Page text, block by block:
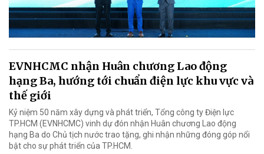
EVNHCMC nhận Huân chương Lao động
hạng Ba, hướng tới chuẩn điện lực khu vực và
thế giới
Kỷ niệm 50 năm xây dựng và phát triển, Tổng công ty Điện lực
TP.HCM (EVNHCMC) vinh dự đón nhận Huân chương Lao động
hạng Ba do Chủ tịch nước trao tặng, ghi nhận những đóng góp nổi
bật cho sự phát triển của TP.HCM.